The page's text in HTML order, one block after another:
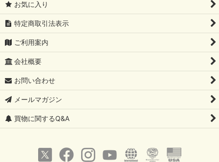
お気に入り
特定商取引法表示
ご利用案内
会社概要
お問い合わせ
メールマガジン
買物に関するQ&A